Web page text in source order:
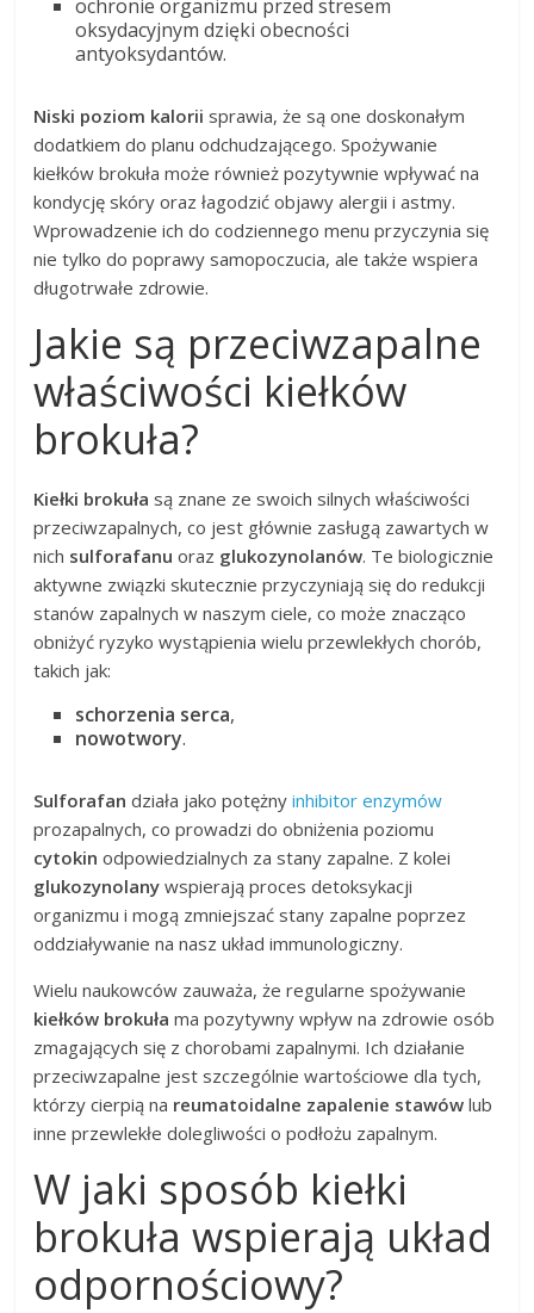
ochronie organizmu przed stresem
oksydacyjnym dzięki obecności
antyoksydantów.
Niski poziom kalorii sprawia, że są one doskonałym
dodatkiem do planu odchudzającego. Spożywanie
kiełków brokuła może również pozytywnie wpływać na
kondycję skóry oraz łagodzić objawy alergii i astmy.
Wprowadzenie ich do codziennego menu przyczynia się
nie tylko do poprawy samopoczucia, ale także wspiera
długotrwałe zdrowie.
Jakie są przeciwzapalne
właściwości kiełków
brokuła?
Kiełki brokuła są znane ze swoich silnych właściwości
przeciwzapalnych, co jest głównie zasługą zawartych w
nich sulforafanu oraz glukozynolanów. Te biologicznie
aktywne związki skutecznie przyczyniają się do redukcji
stanów zapalnych w naszym ciele, co może znacząco
obniżyć ryzyko wystąpienia wielu przewlekłych chorób,
takich jak:
schorzenia serca,
nowotwory.
Sulforafan działa jako potężnyinhibitor enzymów
prozapalnych, co prowadzi do obniżenia poziomu
cytokin odpowiedzialnych za stany zapalne. Z kolei
glukozynolany wspierają proces detoksykacji
organizmu i mogą zmniejszać stany zapalne poprzez
oddziaływanie na nasz układ immunologiczny.
Wielu naukowców zauważa, że regularne spożywanie
kiełków brokuła ma pozytywny wpływ na zdrowie osób
zmagających się z chorobami zapalnymi. Ich działanie
przeciwzapalne jest szczególnie wartościowe dla tych,
którzy cierpią na reumatoidalne zapalenie stawów lub
inne przewlekłe dolegliwości o podłożu zapalnym.
W jaki sposób kiełki
brokuła wspierają układ
odpornościowy?